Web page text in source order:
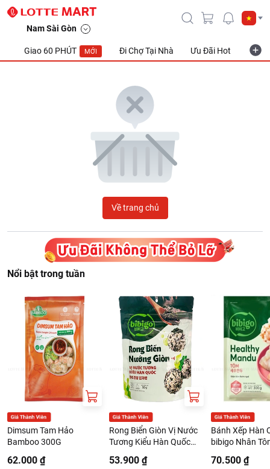
Nam Sài Gòn
Giao 60 PHÚT MỚI Đi Chợ Tại Nhà Ưu Đãi Hot
Về trang chủ
Nổi bật trong tuần
Dimsum Tam Hảo
Bamboo 300G
62.000 ₫
Rong Biển Giòn Vị Nước
Tương Kiểu Hàn Quốc
53.900 ₫
Bánh Xếp Hàn
bibigo Nhân
70.500 ₫
LOTTE Mart Viet Nam